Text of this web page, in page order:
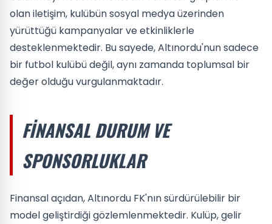
olan iletişim, kulübün sosyal medya üzerinden
yürüttüğü kampanyalar ve etkinliklerle
desteklenmektedir. Bu sayede, Altınordu'nun sadece
bir futbol kulübü değil, aynı zamanda toplumsal bir
değer olduğu vurgulanmaktadır.
FINANSAL DURUM VE
SPONSORLUKLAR
Finansal açıdan, Altınordu FK'nın sürdürülebilir bir
model geliştirdiği gözlemlenmektedir. Kulüp, gelir